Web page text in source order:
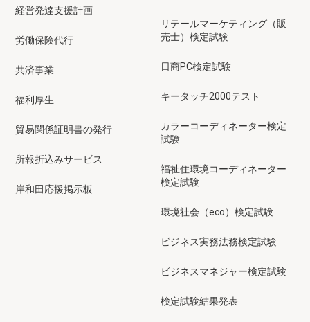
経営発達支援計画
労働保険代行
共済事業
福利厚生
貿易関係証明書の発行
所報折込みサービス
岸和田応援掲示板
リテールマーケティング（販
売士）検定試験
日商PC検定試験
キータッチ2000テスト
カラーコーディネーター検定
試験
福祉住環境コーディネーター
検定試験
環境社会（eco）検定試験
ビジネス実務法務検定試験
ビジネスマネジャー検定試験
検定試験結果発表